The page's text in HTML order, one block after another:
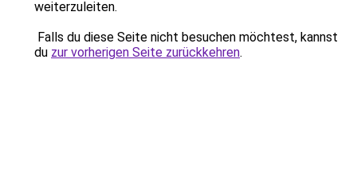
weiterzuleiten.
Falls du diese Seite nicht besuchen möchtest, kannst
du zur vorherigen Seite zurückkehren.